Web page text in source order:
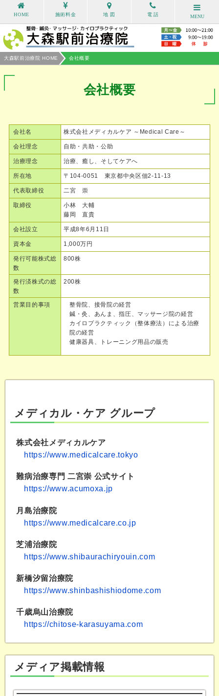
HOME 施術料金 地 図 電 話 MENU
大森駅前治療院 HOME 会社概要
会社概要
会社名 株式会社メディカルケア ～Medical Care～
会社理念 自助・共助・公助
治療理念 治療、癒し、そしてケアへ
所在地 〒104-0051 東京都中央区佃2-11-13
代表取締役 二宮 崇
取締役
小林 大輔
藤岡 直貴
会社設立 平成8年6月11日
資本金 1,000万円
発行可能株式総
数
800株
発行済株式の総
数
200株
営業目的事項
整骨院、接骨院の経営
鍼・灸、あんま、指圧、マッサージ院の経営
カイロプラクティック（整体療法）による治療
院の経営
健康器具、トレーニング用品の販売
メディカル・ケア グループ
株式会社メディカルケア
https://www.medicalcare.tokyo
難病治療専門 二宮崇 公式サイト
https://www.acumoxa.jp
月島治療院
https://www.medicalcare.co.jp
芝浦治療院
https://www.shibaurachiryouin.com
新橋汐留治療院
https://www.shinbashishiodome.com
千歳烏山治療院
https://chitose-karasuyama.com
メディア掲載情報